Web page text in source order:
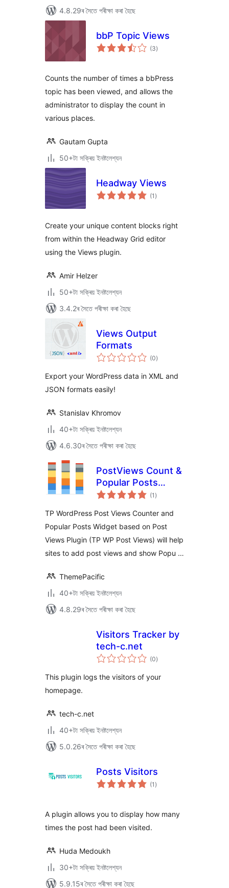
4.8.29ৰ সৈতে পৰীক্ষা কৰা হৈছে
bbP Topic Views
(3টা
মুঠ)
Counts the number of times a bbPress
topic has been viewed, and allows the
administrator to display the count in
various places.
Gautam Gupta
50+টা সক্ৰিয় ইনষ্টলেশ্যন
Headway Views
(1 টা
মুঠ)
Create your unique content blocks right
from within the Headway Grid editor
using the Views plugin.
Amir Helzer
50+টা সক্ৰিয় ইনষ্টলেশ্যন
3.4.2ৰ সৈতে পৰীক্ষা কৰা হৈছে
Views Output
Formats
(0টা
মুঠ)
Export your WordPress data in XML and
JSON formats easily!
Stanislav Khromov
40+টা সক্ৰিয় ইনষ্টলেশ্যন
4.6.30ৰ সৈতে পৰীক্ষা কৰা হৈছে
PostViews Count &
Popular Posts
Widgets
(1 টা
মুঠ)
TP WordPress Post Views Counter and
Popular Posts Widget based on Post
Views Plugin (TP WP Post Views) will help
sites to add post views and show Popu …
ThemePacific
40+টা সক্ৰিয় ইনষ্টলেশ্যন
4.8.29ৰ সৈতে পৰীক্ষা কৰা হৈছে
Visitors Tracker by
tech-c.net
(0টা
মুঠ)
This plugin logs the visitors of your
homepage.
tech-c.net
40+টা সক্ৰিয় ইনষ্টলেশ্যন
5.0.26ৰ সৈতে পৰীক্ষা কৰা হৈছে
Posts Visitors
(1 টা
মুঠ)
A plugin allows you to display how many
times the post had been visited.
Huda Medoukh
30+টা সক্ৰিয় ইনষ্টলেশ্যন
5.9.15ৰ সৈতে পৰীক্ষা কৰা হৈছে